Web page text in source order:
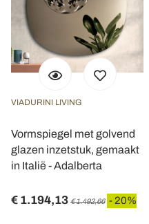
VIADURINI LIVING
Vormspiegel met golvend
glazen inzetstuk, gemaakt
in Italië - Adalberta
€ 1.194,13 € 1.492,66 - 20%